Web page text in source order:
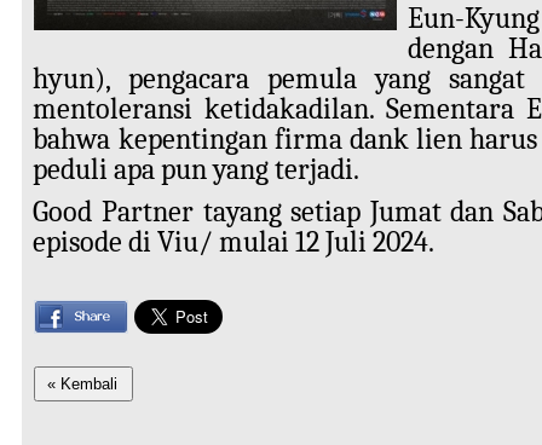
Eun-
dengan
hyun), pengacara pemula yang
mentoleransi ketidakadilan. Sementara
bahwa kepentingan firma dank lien
peduli apa pun yang terjadi.
Good Partner tayang setiap Jumat dan
episode di Viu/ mulai 12 Juli 2024.